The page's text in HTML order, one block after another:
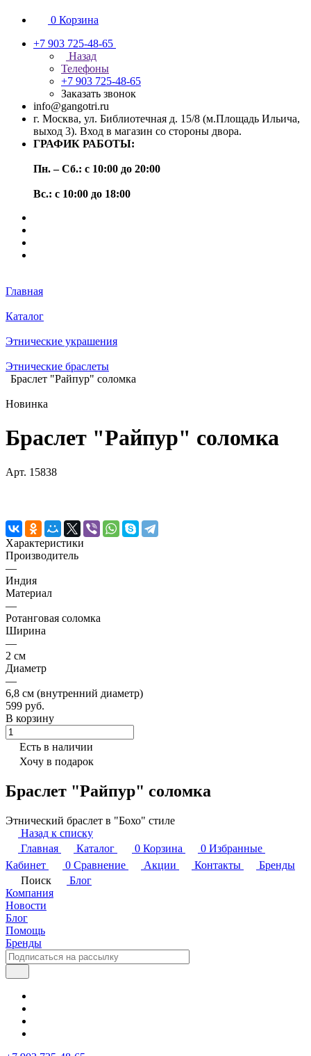
0 Корзина
+7 903 725-48-65
Назад
Телефоны
+7 903 725-48-65
Заказать звонок
info@gangotri.ru
г. Москва, ул. Библиотечная д. 15/8 (м.Площадь Ильича,
выход 3). Вход в магазин со стороны двора.
ГРАФИК РАБОТЫ:
Пн. – Сб.: с 10:00 до 20:00
Вс.: с 10:00 до 18:00
Главная
Каталог
Этнические украшения
Этнические браслеты
Браслет "Райпур" соломка
Новинка
Браслет "Райпур" соломка
Арт. 15838
Характеристики
Производитель
—
Индия
Материал
—
Ротанговая соломка
Ширина
—
2 см
Диаметр
—
6,8 см (внутренний диаметр)
599 руб.
В корзину
Есть в наличии
Хочу в подарок
Браслет "Райпур" соломка
Этнический браслет в "Бохо" стиле
Назад к списку
Главная
Каталог 0 Корзина 0 Избранные
Кабинет
0 Сравнение Акции Контакты
Бренды
Поиск
Блог
Компания
Новости
Блог
Помощь
Бренды